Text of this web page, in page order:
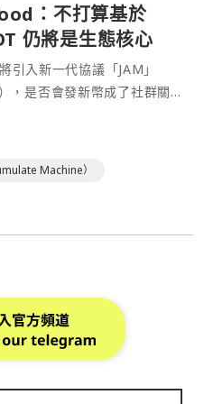
：不打算基於
仍將是生態核心
入新一代協議「JAM」
，是否會發新幣成了社群關
Machine）